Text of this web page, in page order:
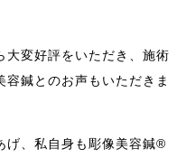
大変好評をいただき、施術
鍼とのお声もいただきま
げ、私自身も彫像美容鍼®️